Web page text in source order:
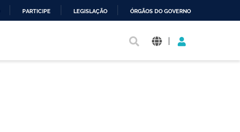
PARTICIPE LEGISLAÇÃO ÓRGÃOS DO GOVERNO
|